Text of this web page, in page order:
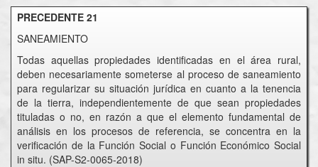
PRECEDENTE 21
SANEAMIENTO
Todas aquellas propiedades identificadas en el área rural,
deben necesariamente someterse al proceso de saneamiento
para regularizar su situación jurídica en cuanto a la tenencia
de la tierra, independientemente de que sean propiedades
tituladas o no, en razón a que el elemento fundamental de
análisis en los procesos de referencia, se concentra en la
verificación de la Función Social o Función Económico Social
in situ. (SAP-S2-0065-2018)